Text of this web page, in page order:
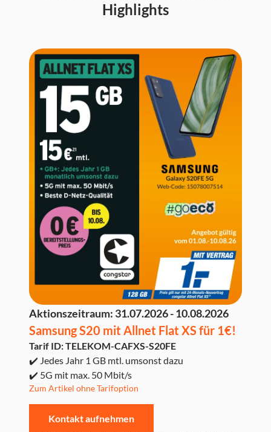
Highlights
Aktionszeitraum: 31.07.2026 - 10.08.2026
Samsung S20 mit Allnet Flat XS für 1€!
Tarif ID: TELEKOM-CAFXS-S20FE
✔️ Jedes Jahr 1 GB mtl. umsonst dazu
✔️ 5G mit max. 50 Mbit/s
Zum Artikel ohne Tarifoption
Kontakt aufnehmen